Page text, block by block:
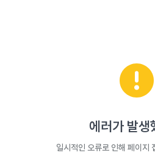
에러가 발생
일시적인 오류로 인해 페이지